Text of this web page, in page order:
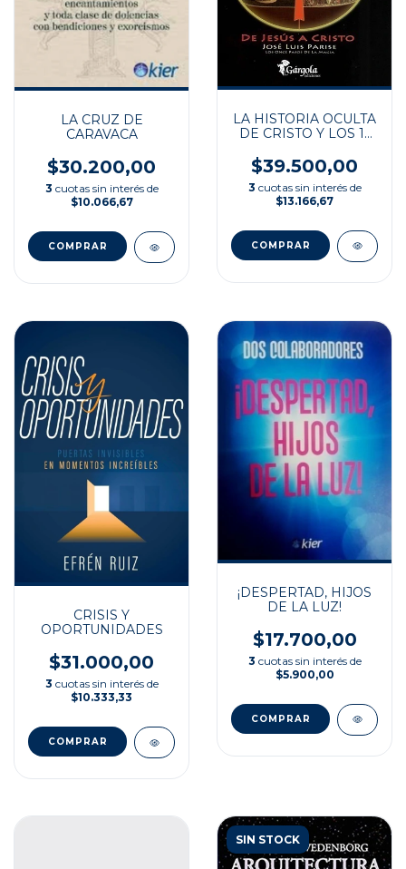
LA CRUZ DE
CARAVACA
$30.200,00
3 cuotas sin interés de
$10.066,67
LA HISTORIA OCULTA
DE CRISTO Y LOS 11
INICIACIÓN
$39.500,00
3 cuotas sin interés de
$13.166,67
CRISIS Y
OPORTUNIDADES
$31.000,00
3 cuotas sin interés de
$10.333,33
¡DESPERTAD, HIJOS
DE LA LUZ!
$17.700,00
3 cuotas sin interés de
$5.900,00
SIN STOCK